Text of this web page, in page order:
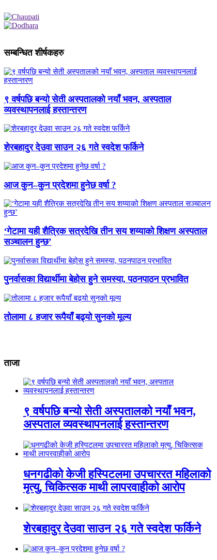
सम्बन्धित शीर्षकहरु
९ वर्षपछि बन्यो सेती अस्पतालको नयाँ भवन, अस्पताल
व्यवस्थापनलाई हस्तान्तरण
शेरबहादुर देउवा साउन २६ गते स्वदेश फर्किने
आज कुन–कुन प्रदेशमा हुनेछ वर्षा ?
‘गेटामा यही शैत्रिक सत्रदेखि तीन सय शय्याको शिक्षण अस्पताल
सञ्चालन हुन्छ’
पुनर्वासका विद्यार्थीमा बेहोस हुने समस्या, पठनपाठन प्रभावित
तोलामा ८ हजार रूपैयाँ बढ्यो सुनको मूल्य
ताजा
९ वर्षपछि बन्यो सेती अस्पतालको नयाँ भवन,
अस्पताल व्यवस्थापनलाई हस्तान्तरण
धनगढीको केजी हस्पिटलमा उपचाररत महिलाको
मृत्यु, चिकित्सक माथी लापरवाहीको आरोप
शेरबहादुर देउवा साउन २६ गते स्वदेश फर्किने